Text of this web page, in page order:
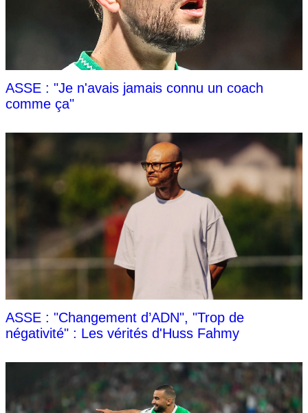
ASSE : "Je n'avais jamais connu un coach
comme ça"
ASSE : "Changement d’ADN", "Trop de
négativité" : Les vérités d'Huss Fahmy